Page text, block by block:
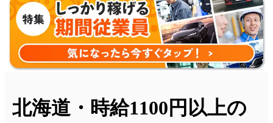
北海道・時給1100円以上の